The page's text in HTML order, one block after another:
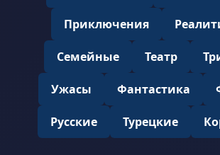
Приключения
Семейные Театр
Ужасы Фантастика
Русские Турецкие